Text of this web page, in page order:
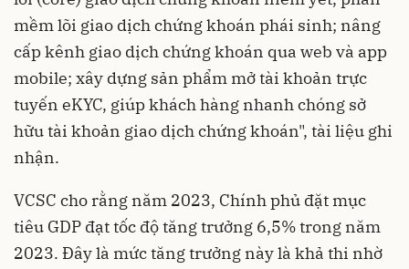
mềm lõi giao dịch chứng khoán phái sinh; nâng
cấp kênh giao dịch chứng khoán qua web và app
mobile; xây dựng sản phẩm mở tài khoản trực
tuyến eKYC, giúp khách hàng nhanh chóng sở
hữu tài khoản giao dịch chứng khoán", tài liệu ghi
nhận.
VCSC cho rằng năm 2023, Chính phủ đặt mục
tiêu GDP đạt tốc độ tăng trưởng 6,5% trong năm
2023. Đây là mức tăng trưởng này là khả thi nhờ